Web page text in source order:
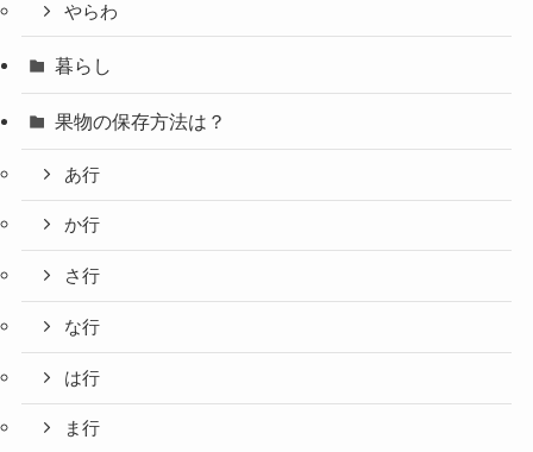
やらわ
暮らし
果物の保存方法は？
あ行
か行
さ行
な行
は行
ま行